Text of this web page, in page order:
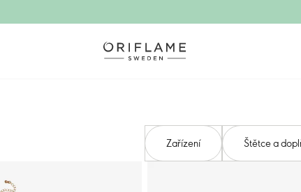
Zařízení Štětce a